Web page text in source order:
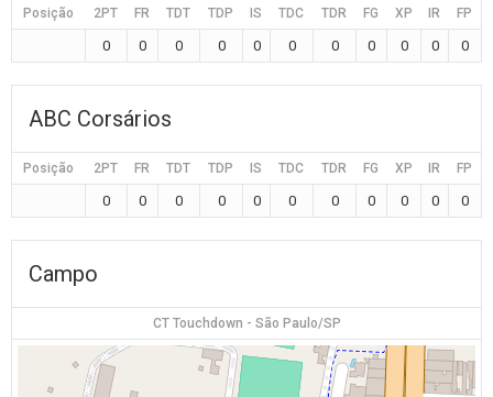
Posição 2PT FR TDT TDP IS TDC TDR FG XP IR FP
0 0 0 0 0 0 0 0 0 0 0
ABC Corsários
Posição 2PT FR TDT TDP IS TDC TDR FG XP IR FP
0 0 0 0 0 0 0 0 0 0 0
Campo
CT Touchdown - São Paulo/SP